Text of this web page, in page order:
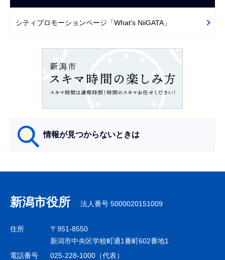
で
ーシティプロモーションページ「What's NiiGATA」
情報が見つからないときは
ナ
ビ
ゲ
シ
新潟市役所 法人番号 5000020151009
住所
〒951-8550
新潟市中央区学校町通1番町602番地1
電話番号
025-228-1000（代表）